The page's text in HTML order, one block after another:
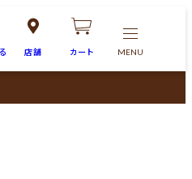
店舗 カート MENU